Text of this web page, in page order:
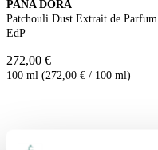
PANA DORA
Patchouli Dust Extrait de Parfum
EdP
272,00 €
100 ml (272,00 € / 100 ml)